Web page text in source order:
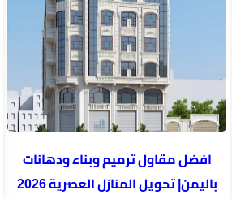
افضل مقاول ترميم وبناء ودهانات
باليمن| تحويل المنازل العصرية 2026